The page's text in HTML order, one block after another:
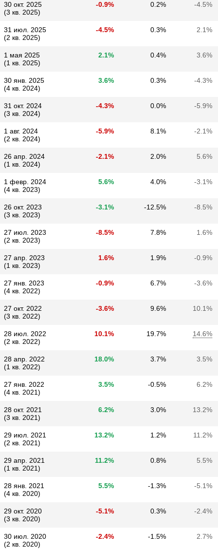
30 окт. 2025
(3 кв. 2025)
-0.9% 0.2% -4.5%
31 июл. 2025
(2 кв. 2025)
-4.5% 0.3% 2.1%
1 мая 2025
(1 кв. 2025)
2.1% 0.4% 3.6%
30 янв. 2025
(4 кв. 2024)
3.6% 0.3% -4.3%
31 окт. 2024
(3 кв. 2024)
-4.3% 0.0% -5.9%
1 авг. 2024
(2 кв. 2024)
-5.9% 8.1% -2.1%
26 апр. 2024
(1 кв. 2024)
-2.1% 2.0% 5.6%
1 февр. 2024
(4 кв. 2023)
5.6% 4.0% -3.1%
26 окт. 2023
(3 кв. 2023)
-3.1% -12.5% -8.5%
27 июл. 2023
(2 кв. 2023)
-8.5% 7.8% 1.6%
27 апр. 2023
(1 кв. 2023)
1.6% 1.9% -0.9%
27 янв. 2023
(4 кв. 2022)
-0.9% 6.7% -3.6%
27 окт. 2022
(3 кв. 2022)
-3.6% 9.6% 10.1%
28 июл. 2022
(2 кв. 2022)
10.1% 19.7% 14.6%
28 апр. 2022
(1 кв. 2022)
18.0% 3.7% 3.5%
27 янв. 2022
(4 кв. 2021)
3.5% -0.5% 6.2%
28 окт. 2021
(3 кв. 2021)
6.2% 3.0% 13.2%
29 июл. 2021
(2 кв. 2021)
13.2% 1.2% 11.2%
29 апр. 2021
(1 кв. 2021)
11.2% 0.8% 5.5%
28 янв. 2021
(4 кв. 2020)
5.5% -1.3% -5.1%
29 окт. 2020
(3 кв. 2020)
-5.1% 0.3% -2.4%
30 июл. 2020
(2 кв. 2020)
-2.4% -1.5% 2.7%